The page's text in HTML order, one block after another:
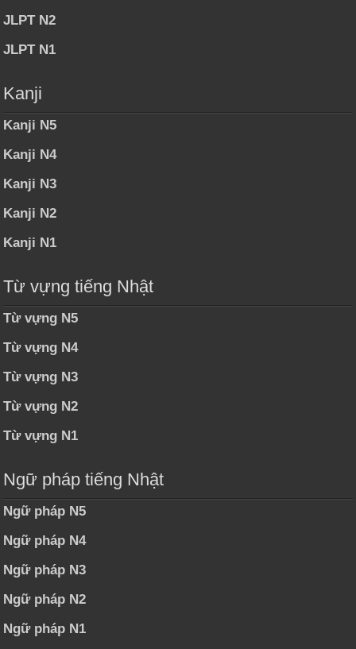
JLPT N2
JLPT N1
Kanji
Kanji N5
Kanji N4
Kanji N3
Kanji N2
Kanji N1
Từ vựng tiếng Nhật
Từ vựng N5
Từ vựng N4
Từ vựng N3
Từ vựng N2
Từ vựng N1
Ngữ pháp tiếng Nhật
Ngữ pháp N5
Ngữ pháp N4
Ngữ pháp N3
Ngữ pháp N2
Ngữ pháp N1